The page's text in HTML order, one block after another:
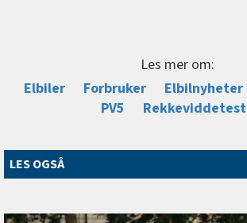
Les mer om:
Elbiler
Forbruker Elbilnyheter
PV5
Rekkeviddetest
LES OGSÅ